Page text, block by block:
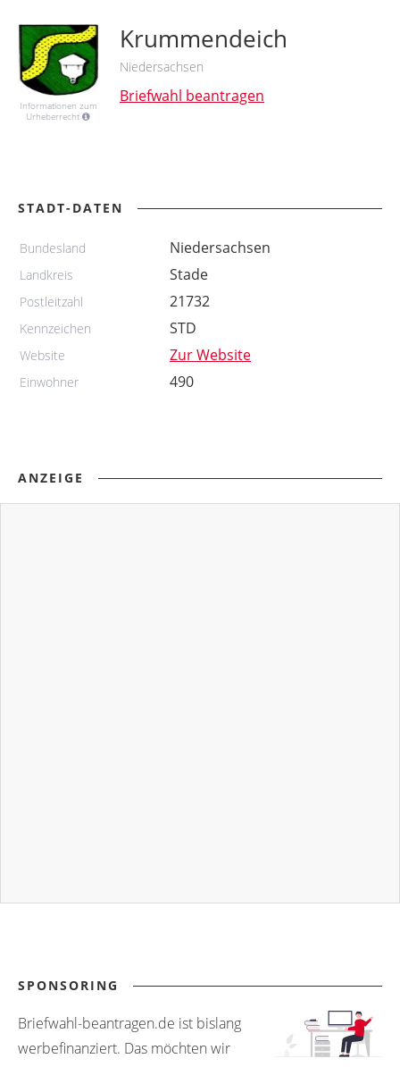
Informationen zum
Urheberrecht
Krummendeich
Niedersachsen
Briefwahl beantragen
STADT-DATEN
Bundesland Niedersachsen
Landkreis Stade
Postleitzahl 21732
Kennzeichen STD
Website Zur Website
Einwohner 490
ANZEIGE
SPONSORING
Briefwahl-beantragen.de ist bislang
werbefinanziert. Das möchten wir